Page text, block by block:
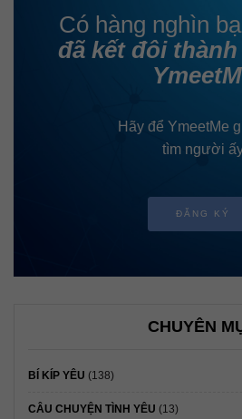
Có hàng nghìn
đã kết đôi
Hãy để YmeetMe
tìm người
ĐĂNG KÝ
CHUYÊN
BÍ KÍP YÊU (138)
CÂU CHUYỆN TÌNH YÊU (13)